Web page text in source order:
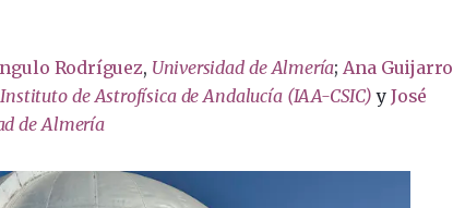
Rodríguez, Universidad de Almería; Ana Guijarro
Instituto de Astrofísica de Andalucía (IAA-CSIC) y José
de Almería